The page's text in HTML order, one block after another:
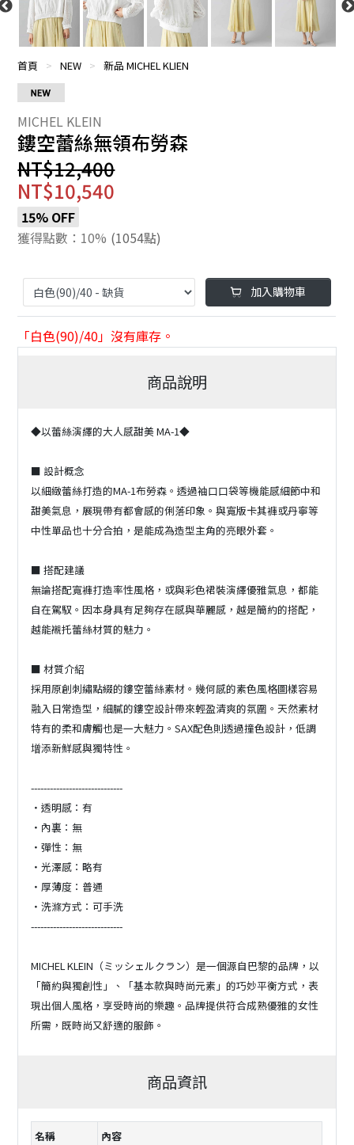
首頁 > NEW > 新品 MICHEL KLIEN
鏤空蕾絲無領布勞森
NT$12,400
NT$10,540
15% OFF
獲得點數：10% (1054點)
加入購物車
「白色(90)/40」沒有庫存。
商品說明
◆以蕾絲演繹的大人感甜美 MA-1◆
■ 設計概念
以細緻蕾絲打造的MA-1布勞森。透過袖口口袋等機能感細節中和
甜美氣息，展現帶有都會感的俐落印象。與寬版卡其褲或丹寧等
中性單品也十分合拍，是能成為造型主角的亮眼外套。
■ 搭配建議
無論搭配寬褲打造率性風格，或與彩色裙裝演繹優雅氣息，都能
自在駕馭。因本身具有足夠存在感與華麗感，越是簡約的搭配，
越能襯托蕾絲材質的魅力。
■ 材質介紹
採用原創刺繡點綴的鏤空蕾絲素材。幾何感的素色風格圖樣容易
融入日常造型，細膩的鏤空設計帶來輕盈清爽的氛圍。天然素材
特有的柔和膚觸也是一大魅力。SAX配色則透過撞色設計，低調
增添新鮮感與獨特性。
-----------------------------
・透明感：有
・內裏：無
・彈性：無
・光澤感：略有
・厚薄度：普通
・洗滌方式：可手洗
-----------------------------
MICHEL KLEIN（ミッシェルクラン）是一個源自巴黎的品牌，以
「簡約與獨創性」、「基本款與時尚元素」的巧妙平衡方式，表
現出個人風格，享受時尚的樂趣。品牌提供符合成熟優雅的女性
所需，既時尚又舒適的服飾。
商品資訊
名稱 內容